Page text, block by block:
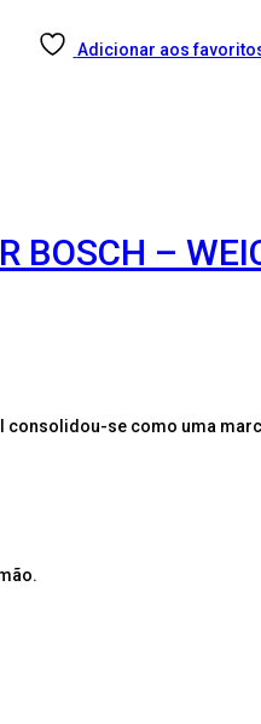
Adicionar aos
BOSCH –
consolidou-se como uma